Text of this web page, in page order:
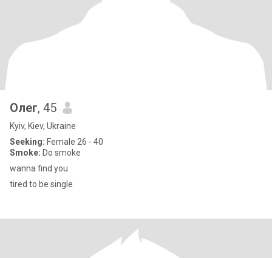
Олег, 45
Kyiv, Kiev, Ukraine
Seeking: Female 26 - 40
Smoke: Do smoke
wanna find you
tired to be single